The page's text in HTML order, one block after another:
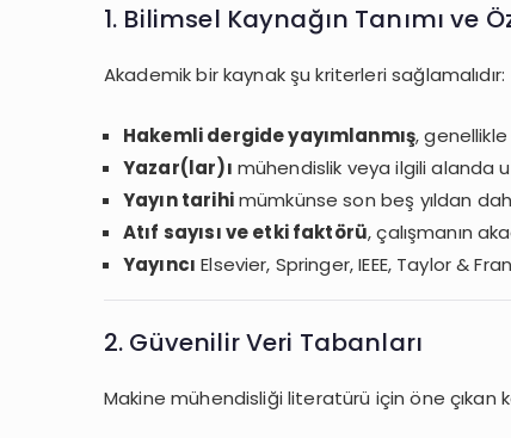
1. Bilimsel Kaynağın Tanımı ve
Akademik bir kaynak şu kriterleri sağlamalıdır:
Hakemli dergide yayımlanmış,
Yazar(lar)ı mühendislik veya ilgili alanda
Yayın tarihimümkünse son beş yıldan
Atıf sayısı ve etki faktörü, çalışmanın
Yayıncı Elsevier, Springer, IEEE, Taylor &
2. Güvenilir Veri Tabanları
Makine mühendisliği literatürü için öne çıkan